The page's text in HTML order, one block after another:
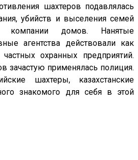
шахтеров подавлялась
убийств и выселения семей
компании домов. Нанятые
агентства действовали как
охранных предприятий.
зачастую применялась полиция.
шахтеры, казахстанские
знакомого для себя в этой